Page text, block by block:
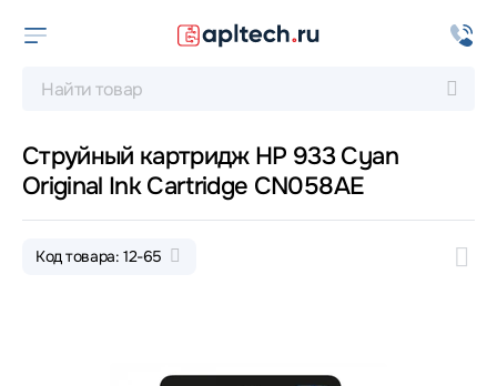
Струйный картридж HP 933 Cyan
Original Ink Cartridge CN058AE
Код товара: 12-65